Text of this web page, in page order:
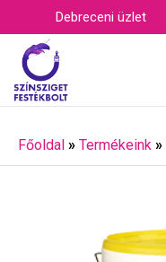
Debreceni üzlet
Főoldal » Termékeink »